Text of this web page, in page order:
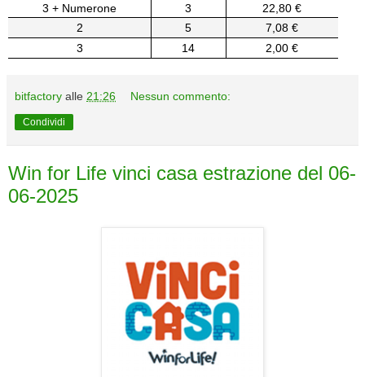
3 + Numerone
3
22,80 €
2
5
7,08 €
3
14 2,00 €
bitfactory alle 21:26 Nessun commento:
Condividi
Win for Life vinci casa estrazione del 06-
06-2025